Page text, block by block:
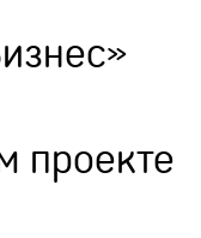
проекте